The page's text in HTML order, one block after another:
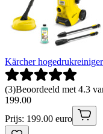
Kärcher
(3)Beoordeeld met 4.3
199.00
Prijs: 199.00 euro